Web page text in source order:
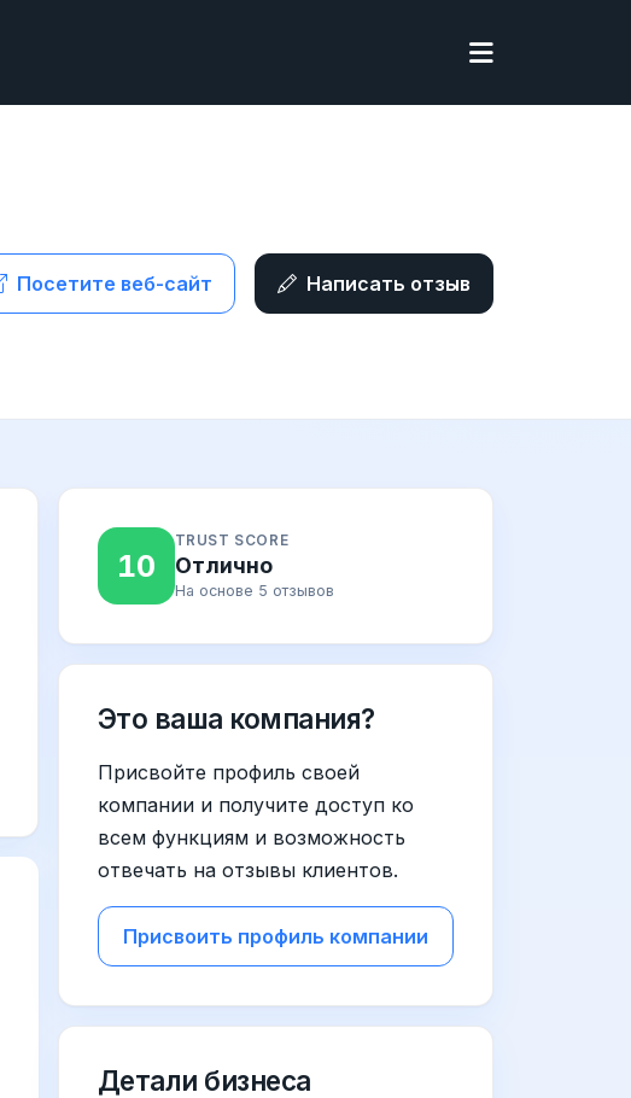
Посетите веб-сайт Написать отзыв
10
TRUST SCORE
Отлично
На основе 5 отзывов
Это ваша компания?
Присвойте профиль своей
компании и получите доступ ко
всем функциям и возможность
отвечать на отзывы клиентов.
Присвоить профиль компании
Детали бизнеса